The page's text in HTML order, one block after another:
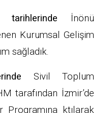
İnönü
Kurumsal Gelişim
sağladık.
Sivil Toplum
tarafından İzmir’de
Programına ktılarak